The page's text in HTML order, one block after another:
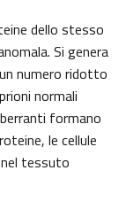
dello stesso
Si genera
numero ridotto
normali
formano
le cellule
tessuto